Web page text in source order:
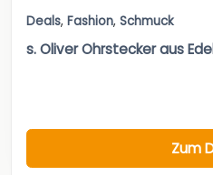
Deals, Fashion, Schmuck
s. Oliver Ohrstecker aus
Zum